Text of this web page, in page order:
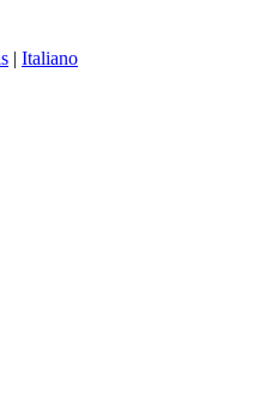
| Italiano